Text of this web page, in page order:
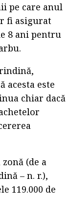
pe care anul
fi asigurat
8 ani pentru
este
chiar dacă
(de a
– n. r.),
119.000 de